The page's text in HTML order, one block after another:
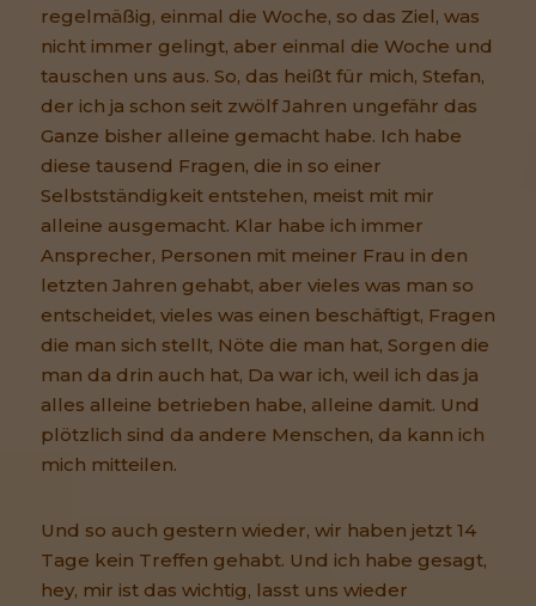
regelmäßig, einmal die Woche, so das Ziel, was
nicht immer gelingt, aber einmal die Woche und
tauschen uns aus. So, das heißt für mich, Stefan,
der ich ja schon seit zwölf Jahren ungefähr das
Ganze bisher alleine gemacht habe. Ich habe
diese tausend Fragen, die in so einer
Selbstständigkeit entstehen, meist mit mir
alleine ausgemacht. Klar habe ich immer
Ansprecher, Personen mit meiner Frau in den
letzten Jahren gehabt, aber vieles was man so
entscheidet, vieles was einen beschäftigt, Fragen
die man sich stellt, Nöte die man hat, Sorgen die
man da drin auch hat, Da war ich, weil ich das ja
alles alleine betrieben habe, alleine damit. Und
plötzlich sind da andere Menschen, da kann ich
mich mitteilen.
Und so auch gestern wieder, wir haben jetzt 14
Tage kein Treffen gehabt. Und ich habe gesagt,
hey, mir ist das wichtig, lasst uns wieder